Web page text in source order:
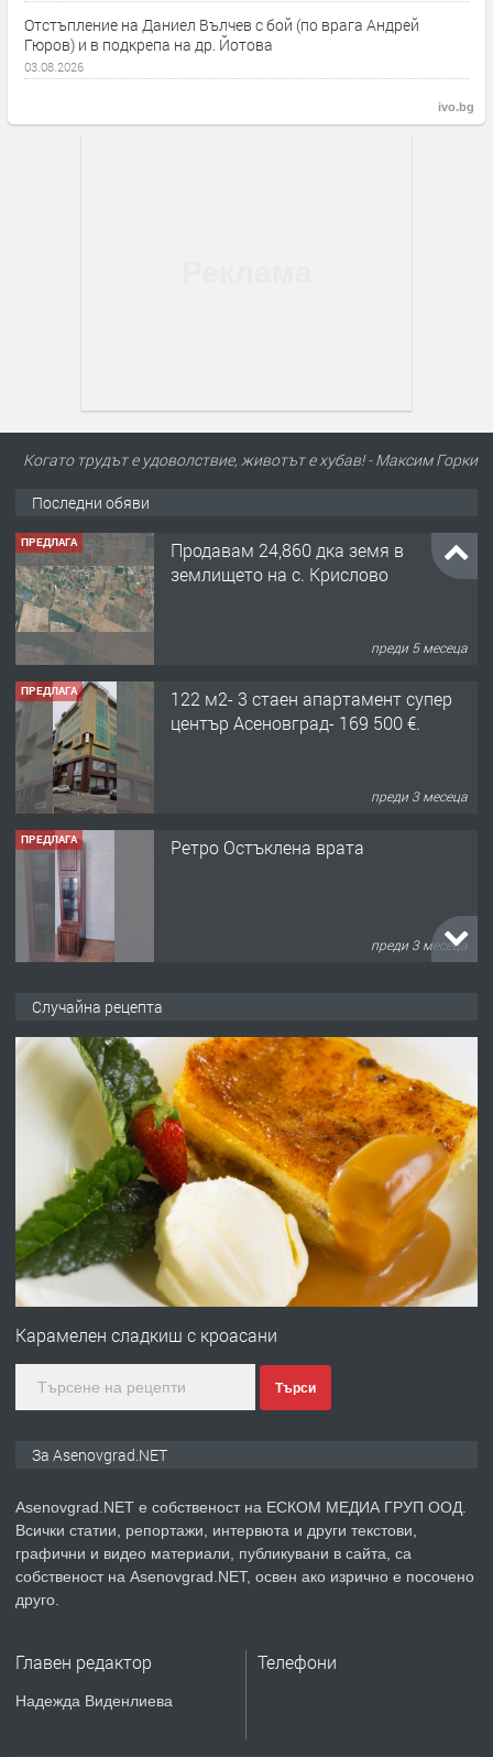
Отстъпление на Даниел Вълчев с бой (по врага Андрей
Гюров) и в подкрепа на др. Йотова
03.08.2026
ivo.bg
Когато трудът е удоволствие, животът е хубав! - Максим Горки
Последни обяви
ПРЕДЛАГА
Продавам 24,860 дка земя в
землището на с. Крислово
преди 5 месеца
ПРЕДЛАГА
122 м2- 3 стаен апартамент супер
център Асеновград- 169 500 €.
преди 3 месеца
ПРЕДЛАГА Ретро Остъклена врата
преди 3 месеца
преди 10 месеца
ПРЕДЛАГА
Професионална броячна машина -
със сертификат от ЕЦБ
преди 1 година
ПРЕДЛАГА
Професионална зеленчукорезачка
преди 2 години
ПРЕДЛАГА
Давам индивидуалани уроци по
ремонт на покриви
Случайна рецепта
Карамелен сладкиш с кроасани
Търси
За Asenovgrad.NET
Asenovgrad.NET е собственост на ЕСКОМ МЕДИА ГРУП ООД.
Всички статии, репортажи, интервюта и други текстови,
графични и видео материали, публикувани в сайта, са
собственост на Asenovgrad.NET, освен ако изрично е посочено
друго.
Главен редактор
Надежда Виденлиева
Телефони